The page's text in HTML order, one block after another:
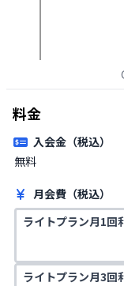
料金
入会金（税込）
無料
月会費（税込）
ライトプラン月1回
ライトプラン月3回